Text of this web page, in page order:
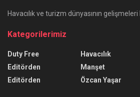
Havacılık ve turizm dünyasının
Kategorilerimiz
Duty Free
Editörden
Editörden
Havacılık
Manşet
Özcan Yaşar